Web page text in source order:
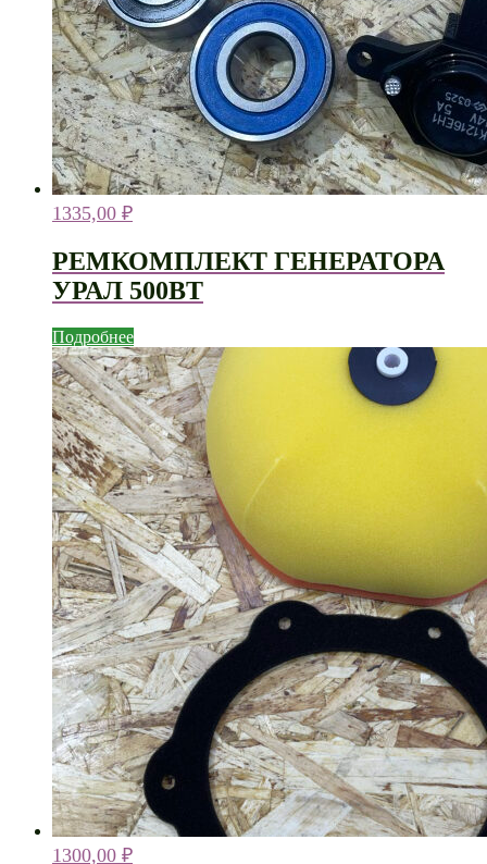
1335,00 ₽
РЕМКОМПЛЕКТ ГЕНЕРАТОРА
УРАЛ 500ВТ
Подробнее
1300,00 ₽